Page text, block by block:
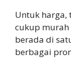
Untuk harga,
cukup
berada di
berbagai